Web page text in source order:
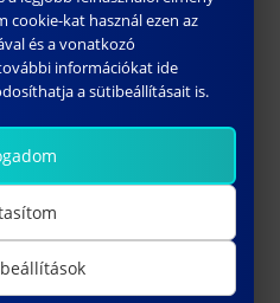
éveik emlékeit és
legújabb
színesítette a
elismeréssel
és
cookie-kat használ ezen az
és a vonatkozó
információkat ide
a sütibeállításait is.